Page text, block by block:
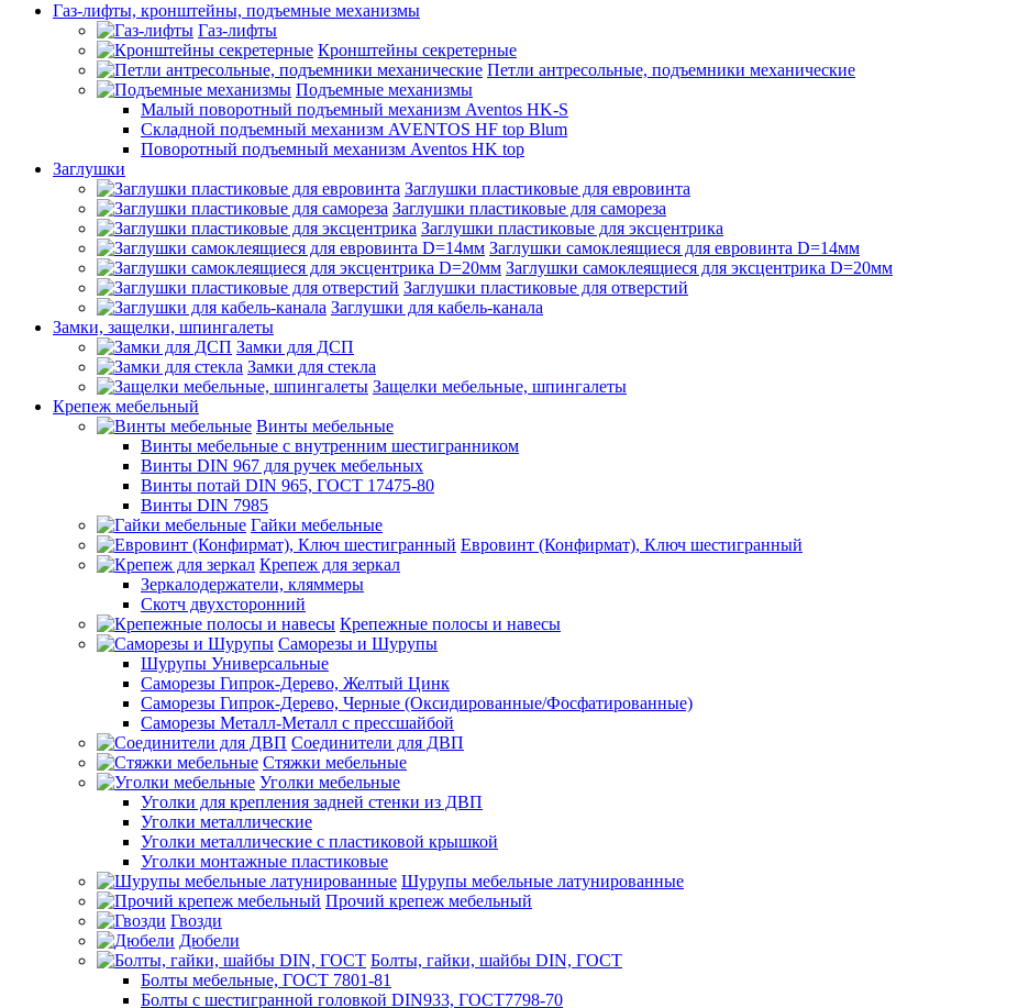
Газ-лифты, кронштейны, подъемные механизмы
Газ-лифты
Кронштейны секретерные
Петли антресольные, подъемники механические
Подъемные механизмы
Малый поворотный подъемный механизм Aventos HK-S
Складной подъемный механизм AVENTOS HF top Blum
Поворотный подъемный механизм Aventos HK top
Заглушки
Заглушки пластиковые для евровинта
Заглушки пластиковые для самореза
Заглушки пластиковые для эксцентрика
Заглушки самоклеящиеся для евровинта D=14мм
Заглушки самоклеящиеся для эксцентрика D=20мм
Заглушки пластиковые для отверстий
Заглушки для кабель-канала
Замки, защелки, шпингалеты
Замки для ДСП
Замки для стекла
Защелки мебельные, шпингалеты
Крепеж мебельный
Винты мебельные
Винты мебельные с внутренним шестигранником
Винты DIN 967 для ручек мебельных
Винты потай DIN 965, ГОСТ 17475-80
Винты DIN 7985
Гайки мебельные
Евровинт (Конфирмат), Ключ шестигранный
Крепеж для зеркал
Зеркалодержатели, кляммеры
Скотч двухсторонний
Крепежные полосы и навесы
Саморезы и Шурупы
Шурупы Универсальные
Саморезы Гипрок-Дерево, Желтый Цинк
Саморезы Гипрок-Дерево, Черные (Оксидированные/Фосфатированные)
Саморезы Металл-Металл с прессшайбой
Соединители для ДВП
Стяжки мебельные
Уголки мебельные
Уголки для крепления задней стенки из ДВП
Уголки металлические
Уголки металлические с пластиковой крышкой
Уголки монтажные пластиковые
Шурупы мебельные латунированные
Прочий крепеж мебельный
Гвозди
Дюбели
Болты, гайки, шайбы DIN, ГОСТ
Болты мебельные, ГОСТ 7801-81
Болты с шестигранной головкой DIN933, ГОСТ7798-70